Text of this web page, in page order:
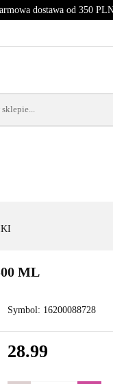
dostawa od 350
ML
Symbol: 16200088728
28.99